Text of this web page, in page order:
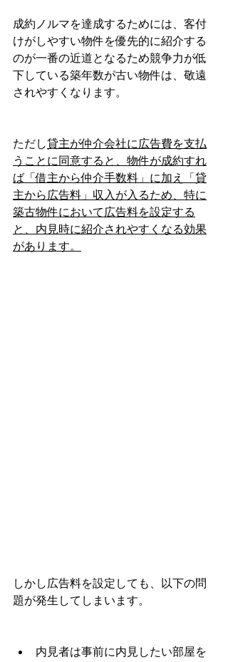
成約ノルマを達成するためには、客付
けがしやすい物件を優先的に紹介する
のが一番の近道となるため競争力が低
下している築年数が古い物件は、敬遠
されやすくなります。
ただし貸主が仲介会社に広告費を支払
うことに同意すると、物件が成約すれ
ば「借主から仲介手数料」に加え「貸
主から広告料」収入が入るため、特に
築古物件において広告料を設定する
と、内見時に紹介されやすくなる効果
があります。
しかし広告料を設定しても、以下の問
題が発生してしまいます。
内見者は事前に内見したい部屋を